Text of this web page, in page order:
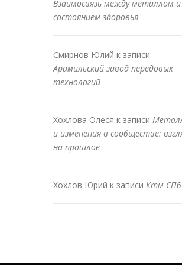
Взаимосвязь между металлом и
состоянием здоровья
Смирнов Юлий к записи
Арамильский завод передовых
технологий
Хохлова Олеся к записи
и изменения в сообществе:
на прошлое
Хохлов Юрий к записи Ктм СПб